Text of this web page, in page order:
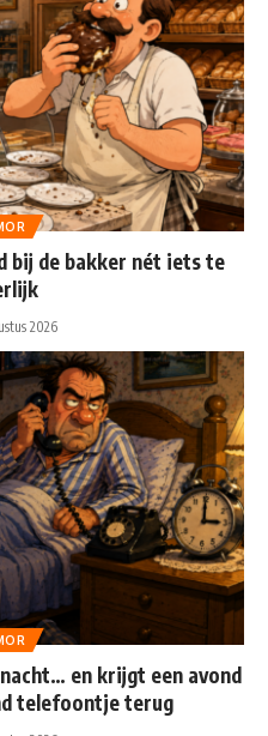
bij de bakker nét iets te
2026
en krijgt een avond
telefoontje terug